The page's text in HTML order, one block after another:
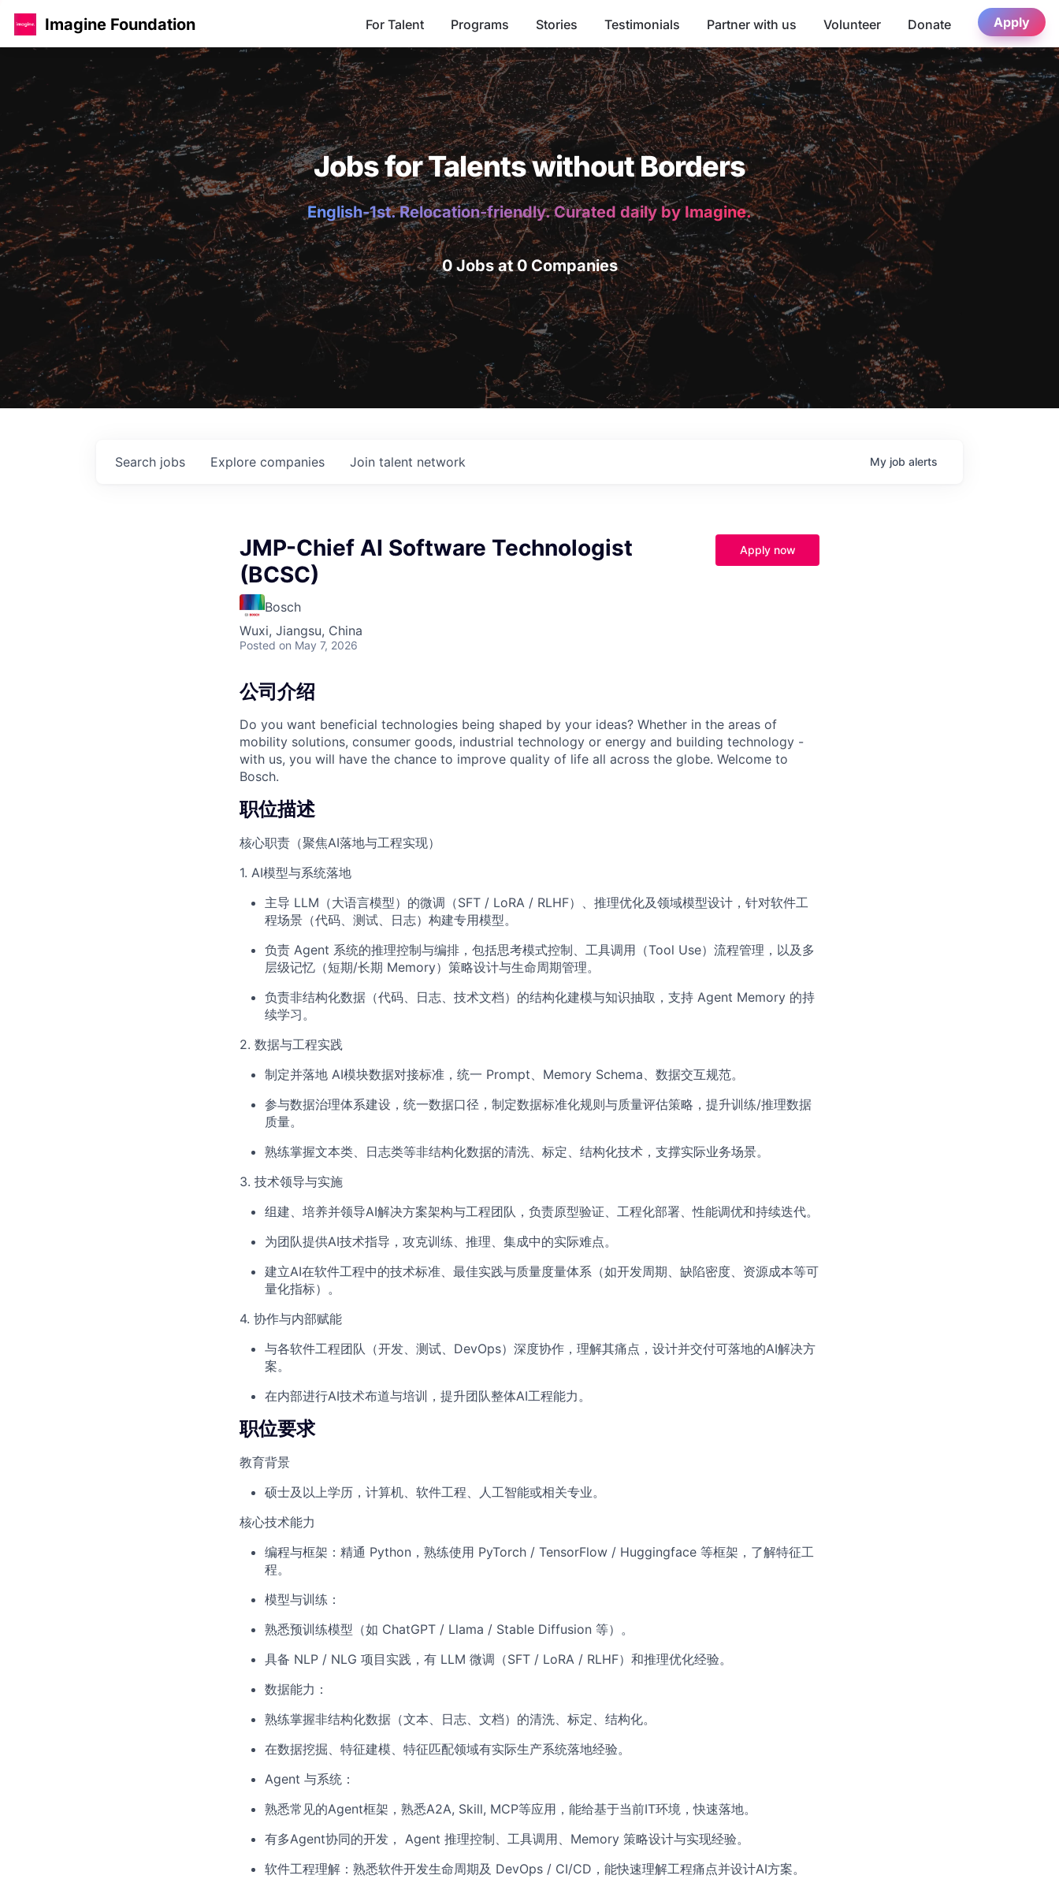
Imagine Foundation For Talent Programs Stories Testimonials Partner with us Volunteer Donate Apply
Jobs for Talents without Borders
English-1st. Relocation-friendly. Curated daily by Imagine.
0 Jobs at 0 Companies
Search jobs Explore companies Join talent network My job alerts
JMP-Chief AI Software Technologist
(BCSC)
Bosch
Wuxi, Jiangsu, China
Posted on May 7, 2026
Apply now
公司介绍
Do you want beneficial technologies being shaped by your ideas? Whether in the areas of
mobility solutions, consumer goods, industrial technology or energy and building technology -
with us, you will have the chance to improve quality of life all across the globe. Welcome to
Bosch.
职位描述
核心职责（聚焦AI落地与工程实现）
1. AI模型与系统落地
主导 LLM（大语言模型）的微调（SFT / LoRA / RLHF）、推理优化及领域模型设计，针对软件工
程场景（代码、测试、日志）构建专用模型。
负责 Agent 系统的推理控制与编排，包括思考模式控制、工具调用（Tool Use）流程管理，以及多
层级记忆（短期/长期 Memory）策略设计与生命周期管理。
负责非结构化数据（代码、日志、技术文档）的结构化建模与知识抽取，支持 Agent Memory 的持
续学习。
2. 数据与工程实践
制定并落地 AI模块数据对接标准，统一 Prompt、Memory Schema、数据交互规范。
参与数据治理体系建设，统一数据口径，制定数据标准化规则与质量评估策略，提升训练/推理数据
质量。
熟练掌握文本类、日志类等非结构化数据的清洗、标定、结构化技术，支撑实际业务场景。
3. 技术领导与实施
组建、培养并领导AI解决方案架构与工程团队，负责原型验证、工程化部署、性能调优和持续迭代。
为团队提供AI技术指导，攻克训练、推理、集成中的实际难点。
建立AI在软件工程中的技术标准、最佳实践与质量度量体系（如开发周期、缺陷密度、资源成本等可
量化指标）。
4. 协作与内部赋能
与各软件工程团队（开发、测试、DevOps）深度协作，理解其痛点，设计并交付可落地的AI解决方
案。
在内部进行AI技术布道与培训，提升团队整体AI工程能力。
职位要求
教育背景
硕士及以上学历，计算机、软件工程、人工智能或相关专业。
核心技术能力
编程与框架：精通 Python，熟练使用 PyTorch / TensorFlow / Huggingface 等框架，了解特征工
程。
模型与训练：
熟悉预训练模型（如 ChatGPT / Llama / Stable Diffusion 等）。
具备 NLP / NLG 项目实践，有 LLM 微调（SFT / LoRA / RLHF）和推理优化经验。
数据能力：
熟练掌握非结构化数据（文本、日志、文档）的清洗、标定、结构化。
在数据挖掘、特征建模、特征匹配领域有实际生产系统落地经验。
Agent 与系统：
熟悉常见的Agent框架，熟悉A2A, Skill, MCP等应用，能给基于当前IT环境，快速落地。
有多Agent协同的开发， Agent 推理控制、工具调用、Memory 策略设计与实现经验。
软件工程理解：熟悉软件开发生命周期及 DevOps / CI/CD，能快速理解工程痛点并设计AI方案。